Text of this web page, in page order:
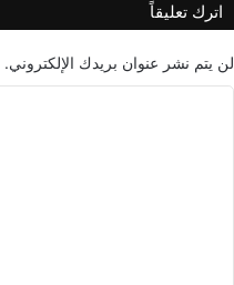
اترك تعليقاً
لن يتم نشر عنوان بريدك الإلكتروني.